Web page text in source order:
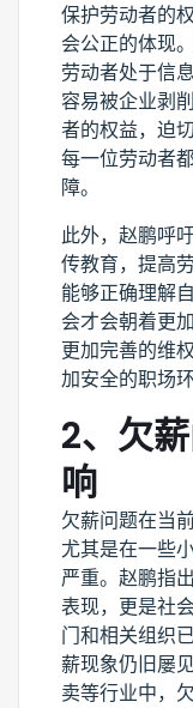
保护劳动者的
会公正的体现
劳动者处于信
容易被企业剥
者的权益，迫
每一位劳动者
障。
此外，赵鹏呼
传教育，提高
能够正确理解
会才会朝着更
更加完善的维
加安全的职场环
2、欠
响
欠薪问题在当
尤其是在一些
严重。赵鹏指
表现，更是社
门和相关组织
薪现象仍旧屡
卖等行业中，